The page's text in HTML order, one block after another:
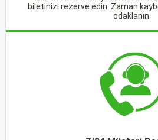
biletinizi rezerve edin. Zaman
odaklanın.